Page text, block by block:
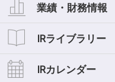
経営方針
投資家の皆様へ
業績・財務情報
業績・財務情報
業績ハイライト
IRライブラリー
IRライブラリー
IRカレンダー